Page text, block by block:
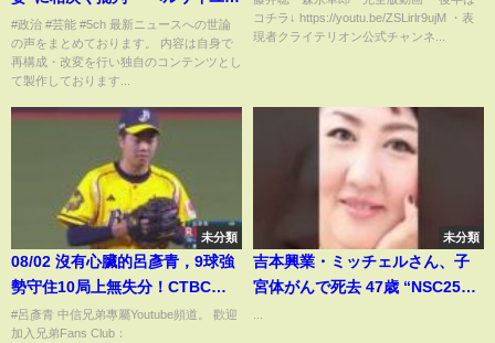
殿に登る人はいません」
#政治 #芸能 #5ch 最新ニュースへの世論
の声をまとめております。 内容は自身で
再構成・改変を行い独自のコンテンツとし
て製作しております...
コチラ↓ https://youtu.be/ZSLirlr9ujM ・表
現者クライテリオン公式チャンネ...
未分類
08/02 沒有心臟的呂彥青，9球強
勢守住10局上無失分！CTBC
Brothers 中信兄弟
#呂彥青 中信兄弟專屬Youtube頻道。 歡迎
加入兄弟Fans Club：
未分類
吉本興業・ミッチェルさん、子
宮体がんで死去 47歳 “NSC25期